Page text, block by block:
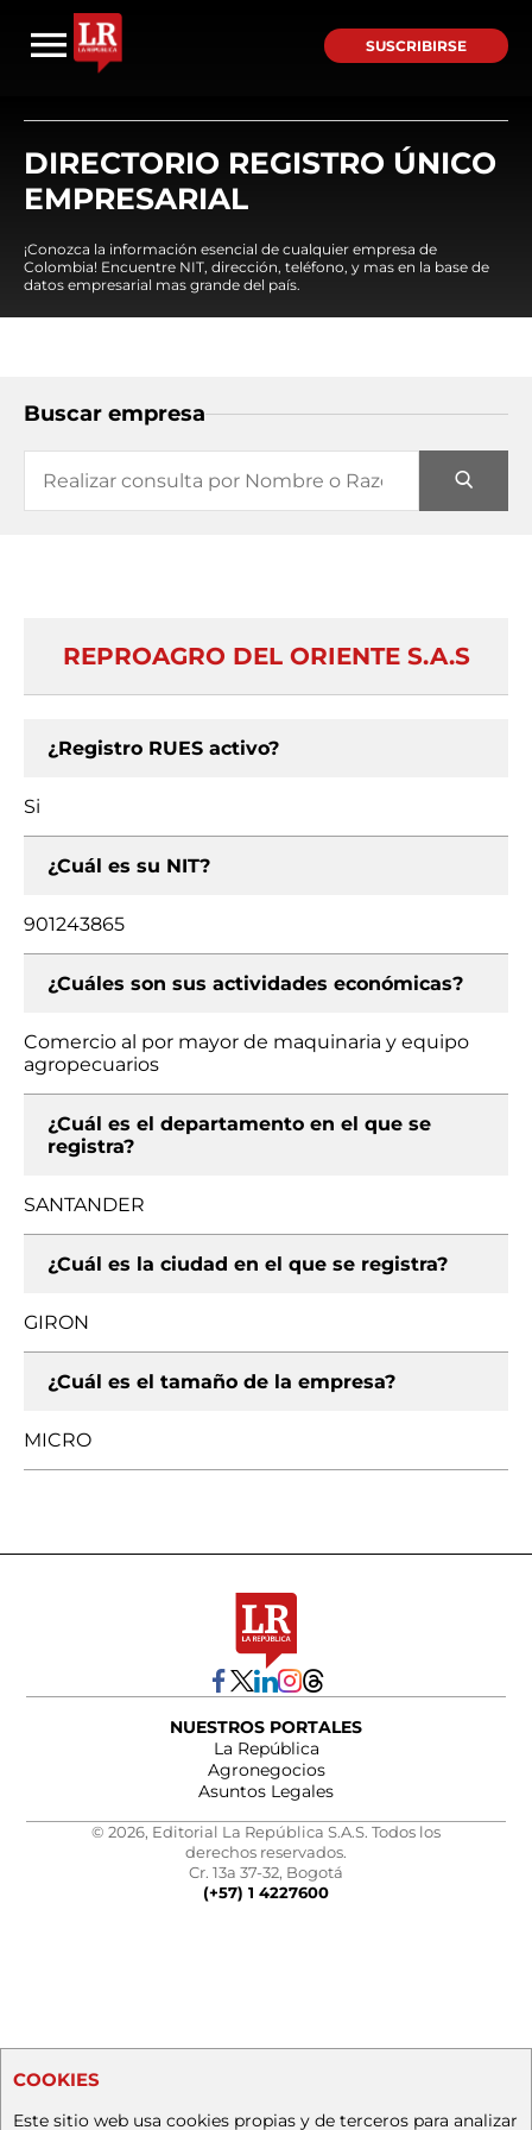
SUSCRIBIRSE
DIRECTORIO REGISTRO ÚNICO
EMPRESARIAL
¡Conozca la información esencial de cualquier empresa de
Colombia! Encuentre NIT, dirección, teléfono, y mas en la base de
datos empresarial mas grande del país.
Buscar empresa
REPROAGRO DEL ORIENTE S.A.S
¿Registro RUES activo?
Si
¿Cuál es su NIT?
901243865
¿Cuáles son sus actividades económicas?
Comercio al por mayor de maquinaria y equipo
agropecuarios
¿Cuál es el departamento en el que se
registra?
SANTANDER
¿Cuál es la ciudad en el que se registra?
GIRON
¿Cuál es el tamaño de la empresa?
MICRO
NUESTROS PORTALES
La República
Agronegocios
Asuntos Legales
© 2026, Editorial La República S.A.S. Todos los
derechos reservados.
Cr. 13a 37-32, Bogotá
(+57) 1 4227600
COOKIES
Este sitio web usa cookies propias y de terceros para analizar